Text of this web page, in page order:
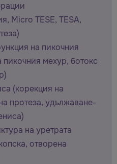
Micro TESE, TESA,
на пикочния
пикочния мехур, ботокс
(корекция на
протеза, удължаване-
на уретрата
отворена